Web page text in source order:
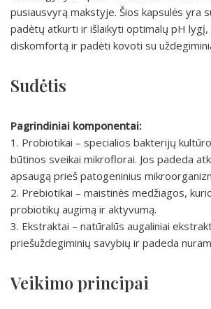
pusiausvyrą makstyje. Šios kapsulės yra
padėtų atkurti ir išlaikyti optimalų pH lygį,
diskomfortą ir padėti kovoti su
Sudėtis
Pagrindiniai komponentai:
1. Probiotikai – specialios bakterijų
būtinos sveikai mikroflorai. Jos padeda
apsaugą prieš patogeninius
2. Prebiotikai – maistinės medžiagos,
probiotikų augimą ir aktyvumą.
3. Ekstraktai – natūralūs augaliniai
priešuždegiminių savybių ir padeda
Veikimo principai